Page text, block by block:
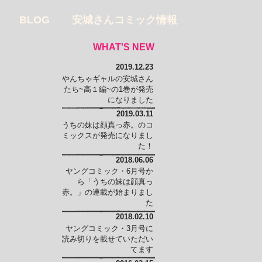
BLOG 安城さんコミック情報
WHAT'S NEW
2019.12.23
やんちゃギャルの安城さん
たち~高１編~の1巻が発売
になりました
2019.03.11
うちの妹は顔真っ赤。のコ
ミックスが発売になりまし
た！
2018.06.06
ヤングコミック・6月号か
ら「うちの妹は顔真っ
赤。」の連載が始まりまし
た
2018.02.10
ヤングコミック・3月号に
読み切りを載せていただい
てます